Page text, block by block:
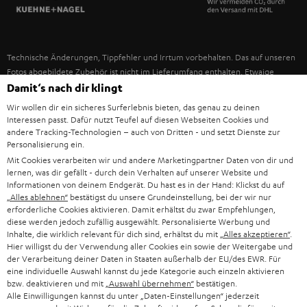
NEUHEITEN
UNSER MANAGEMENT
UNSERE WERTE
BILDUNGSRABATT
GESCHENKGUTSCHEIN
BARRIEREFREIHEIT
USA
WEITERE LÄNDER
Technische Änderungen, Tippfehler und Irrtum vorbehalten. Das auf unseren
Fotos abgebildete Zubehör ist nicht im Lieferumfang enthalten. Etwaige
Entsorgungsgebühren für Batterien sind im Preis inbegriffen.
©2026 Lautsprecher Teufel GmbH - All rights reserved.
Impressum AGB
Vertrag widerrufen
Damit‘s nach dir klingt
Wir wollen dir ein sicheres Surferlebnis bieten, das genau zu deinen
Interessen passt. Dafür nutzt Teufel auf diesen Webseiten Cookies und
andere Tracking-Technologien – auch von Dritten - und setzt Dienste zur
Personalisierung ein.
Mit Cookies verarbeiten wir und andere Marketingpartner Daten von dir und
lernen, was dir gefällt - durch dein Verhalten auf unserer Website und
Informationen von deinem Endgerät. Du hast es in der Hand: Klickst du auf
„Alles ablehnen“ bestätigst du unsere Grundeinstellung, bei der wir nur
erforderliche Cookies aktivieren. Damit erhältst du zwar Empfehlungen,
diese werden jedoch zufällig ausgewählt. Personalisierte Werbung und
Inhalte, die wirklich relevant für dich sind, erhältst du mit „Alles akzeptieren“.
Hier willigst du der Verwendung aller Cookies ein sowie der Weitergabe und
der Verarbeitung deiner Daten in Staaten außerhalb der EU/des EWR. Für
eine individuelle Auswahl kannst du jede Kategorie auch einzeln aktivieren
bzw. deaktivieren und mit „Auswahl übernehmen“ bestätigen.
Alle Einwilligungen kannst du unter „Daten-Einstellungen“ jederzeit